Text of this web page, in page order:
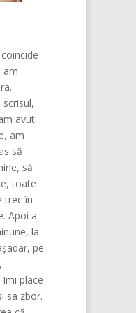
coincide
am
avut
am
să
să
toate
trec în
Apoi a
la
pe
place
sa zbor.